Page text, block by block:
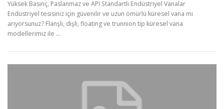
Yüksek Basınç, Paslanmaz ve API Standartlı Endüstriyel Vanalar
Endüstriyel tesisiniz için güvenilir ve uzun ömürlü küresel vana mı
arıyorsunuz? Flanşlı, dişli, floating ve trunnion tip küresel vana
modellerimiz ile …